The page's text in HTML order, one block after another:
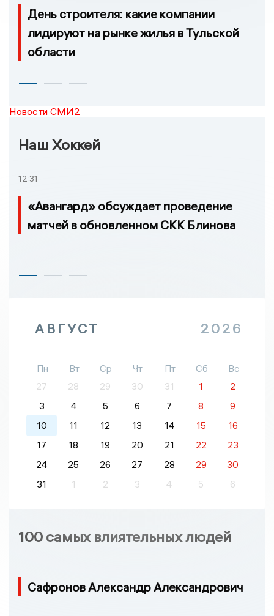
День строителя: какие компании
лидируют на рынке жилья в Тульской
области
Новости СМИ2
Наш Хоккей
12:31
«Авангард» обсуждает проведение
матчей в обновленном СКК Блинова
АВГУСТ 2026
Пн Вт Ср Чт Пт Сб
Вс
27
28 29 30 31 1
2
3
4 5 6 7 8
9
10
11 12 13 14 15
16
17
18 19 20 21 22
23
24
25 26 27 28 29
30
31
1 2 3 4 5 6
100 самых влиятельных людей
Сафронов Александр Александрович